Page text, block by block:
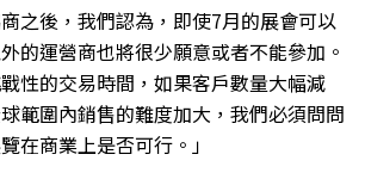
商之後，我們認為，即使7月的展會可以
的運營商也將很少願意或者不能參加。
性的交易時間，如果客戶數量大幅減
範圍內銷售的難度加大，我們必須問問
在商業上是否可行。」